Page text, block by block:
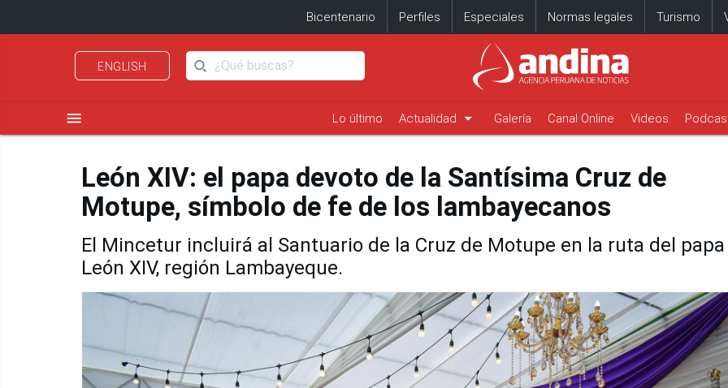
Bicentenario Perfiles Especiales Normas legales Turismo
ENGLISH
menu Lo último Actualidad arrow_drop_down Galería Canal Online Videos
León XIV: el papa devoto de la Santísima Cruz de
Motupe, símbolo de fe de los lambayecanos
El Mincetur incluirá al Santuario de la Cruz de Motupe en la ruta del papa
León XIV, región Lambayeque.